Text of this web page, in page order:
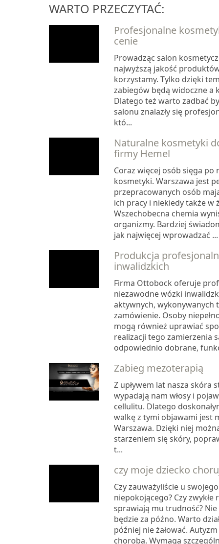
WARTO PRZECZYTAĆ:
Profesjonalne
cenie
Prowadząc salon
najwyższą jakość
korzystamy. Tylko dzięki
zabiegów będą widoczne a
Dlatego też warto zadbać
salonu znalazły się
któ...
Naturalne kosmetyki
firmy Hemel
Coraz więcej osób sięga po
kosmetyki. Warszawa jest
przepracowanych osób
ich pracy i niekiedy także w
Wszechobecna chemia
organizmy. Bardziej
jak najwięcej wprowadzać ...
Produkcja
inwalidzkich
Firma Ottobock oferuje
niezawodne wózki
aktywnych, wykonywanych
zamówienie. Osoby
mogą również uprawiać
realizacji tego zamierzenia
odpowiednio dobrane,
Zabieg mezoterapią
Z upływem lat nasza skóra
wypadają nam włosy i
cellulitu. Dlatego
walkę z tymi objawami jest
Warszawa. Dzięki niej
starzeniem się skóry,
t...
czy moje dziecko
Czy zauważyliście u
niepokojącego? Czy zwykłe
sprawiają mu trudność?
będzie za późno. Warto
później nie żałować.
choroba. Wymaga